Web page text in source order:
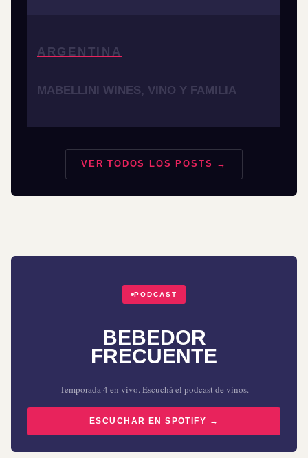
ARGENTINA
MABELLINI WINES, VINO Y FAMILIA
VER TODOS LOS POSTS →
PODCAST
BEBEDOR
FRECUENTE
Temporada 4 en vivo. Escuchá el podcast de vinos.
ESCUCHAR EN SPOTIFY →